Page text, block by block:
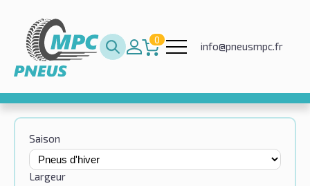
0
info@pneusmpc.fr
Saison
Largeur